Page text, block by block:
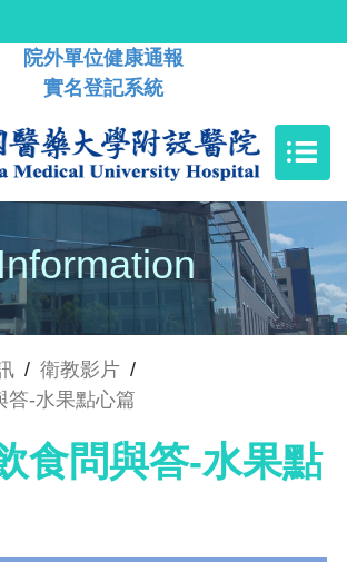
院外單位健康通報
實名登記系統
/ 衛教影片 /
答-水果點心篇
食問與答-水果點